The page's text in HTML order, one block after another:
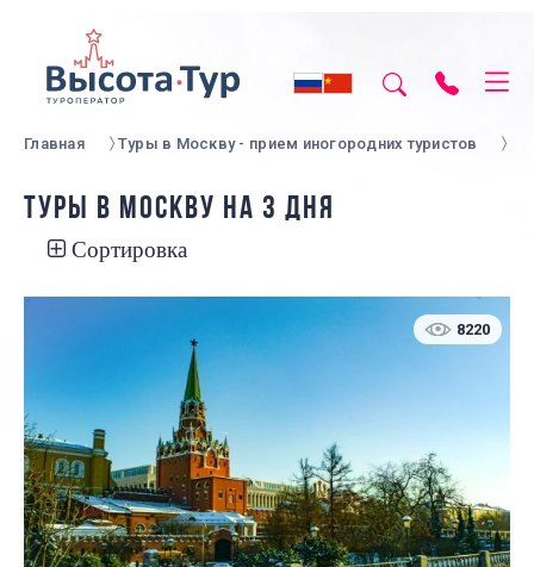
Главная Туры в Москву - прием иногородних туристов
ТУРЫ В МОСКВУ НА 3 ДНЯ
Сортировка
8220